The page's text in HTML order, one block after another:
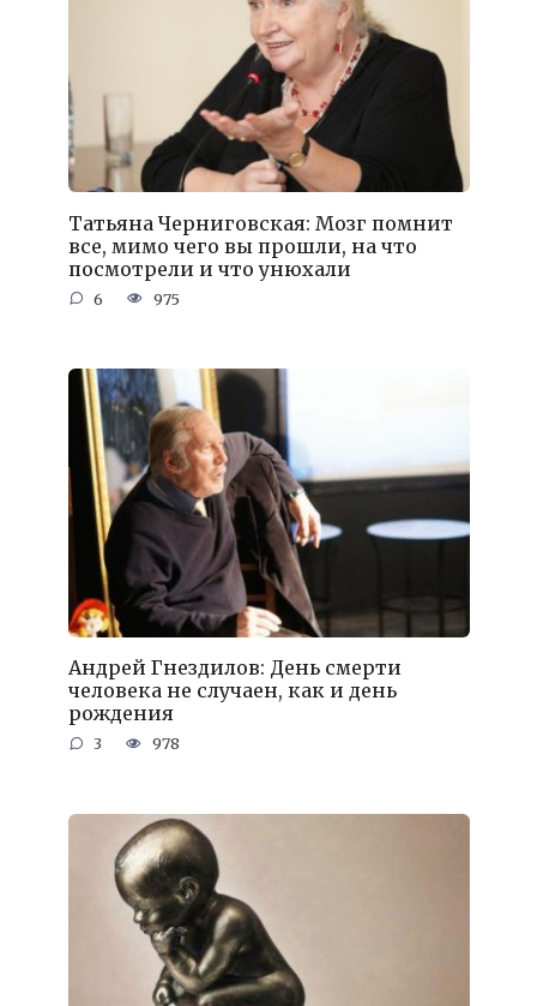
Татьяна Черниговская: Мозг помнит
все, мимо чего вы прошли, на что
посмотрели и что унюхали
6 975
Андрей Гнездилов: День смерти
человека не случаен, как и день
рождения
3 978